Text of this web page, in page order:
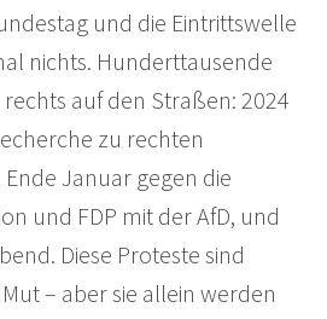
und die Eintrittswelle
nichts. Hunderttausende
auf den Straßen: 2024
zu rechten
Januar gegen die
und FDP mit der AfD, und
Diese Proteste sind
– aber sie allein werden